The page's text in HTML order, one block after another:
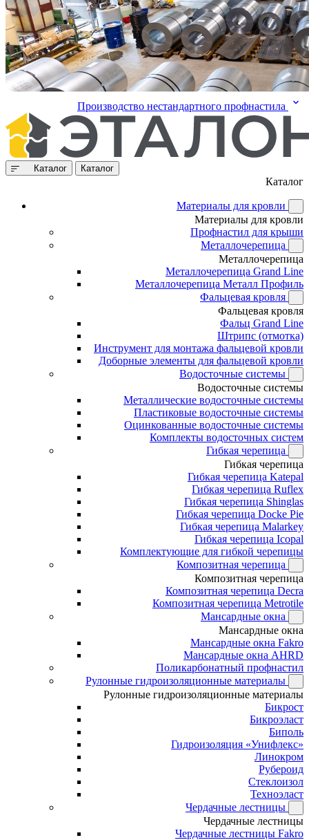
Производство нестандартного профнастила
Каталог Каталог
Каталог
Материалы для кровли
Материалы для кровли
Профнастил для крыши
Металлочерепица
Металлочерепица
Металлочерепица Grand Line
Металлочерепица Металл Профиль
Фальцевая кровля
Фальцевая кровля
Фальц Grand Line
Штрипс (отмотка)
Инструмент для монтажа фальцевой кровли
Доборные элементы для фальцевой кровли
Водосточные системы
Водосточные системы
Металлические водосточные системы
Пластиковые водосточные системы
Оцинкованные водосточные системы
Комплекты водосточных систем
Гибкая черепица
Гибкая черепица
Гибкая черепица Katepal
Гибкая черепица Ruflex
Гибкая черепица Shinglas
Гибкая черепица Docke Pie
Гибкая черепица Malarkey
Гибкая черепица Icopal
Комплектующие для гибкой черепицы
Композитная черепица
Композитная черепица
Композитная черепица Decra
Композитная черепица Metrotile
Мансардные окна
Мансардные окна
Мансардные окна Fakro
Мансардные окна AHRD
Поликарбонатный профнастил
Рулонные гидроизоляционные материалы
Рулонные гидроизоляционные материалы
Бикрост
Бикроэласт
Биполь
Гидроизоляция «Унифлекс»
Линокром
Рубероид
Стеклоизол
Техноэласт
Чердачные лестницы
Чердачные лестницы
Чердачные лестницы Fakro